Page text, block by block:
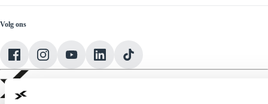
Lancia
Leapmotor
Peugeot
Voyah
Huizen
Schadeherstel Hoofddorp
Volg ons